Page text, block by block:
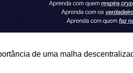
de uma malha